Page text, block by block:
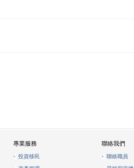
專業服務
投資移民
聯絡我們
聯絡職員